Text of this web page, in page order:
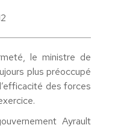
le ministre de
plus préoccupé
des forces
Ayrault